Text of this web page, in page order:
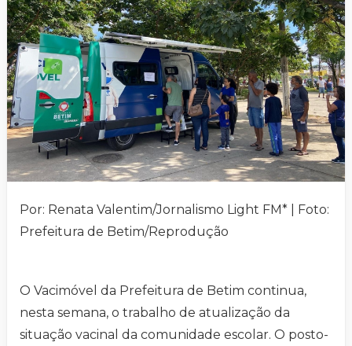
Por: Renata Valentim/Jornalismo Light FM* | Foto:
Prefeitura de Betim/Reprodução
O Vacimóvel da Prefeitura de Betim continua,
nesta semana, o trabalho de atualização da
situação vacinal da comunidade escolar. O posto-